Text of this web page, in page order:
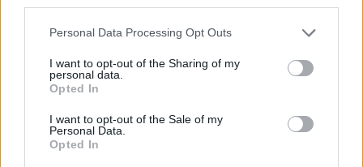
Personal Data Processing Opt Outs
I want to opt-out of the Sharing of my
personal data.
Opted In
I want to opt-out of the Sale of my
Personal Data.
Opted In
Nyomtatott lapjaink archívuma
Székely Hírmondó archívuma
Sütibeállítások